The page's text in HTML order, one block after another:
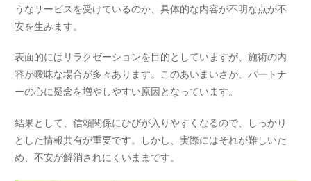
うなサービスを受けているのか、具体的な内容が不明な点が不
安を生みます。
表面的にはリラクゼーションを目的としていますが、施術の内
容が曖昧な場合が多々あります。このあいまいさが、パートナ
ーの心に疑念を増やしやすい原因となっています。
結果として、信頼関係にひびが入りやすくなるので、しっかり
とした情報共有が重要です。しかし、実際にはそれが難しいた
め、不安が解消されにくいままです。